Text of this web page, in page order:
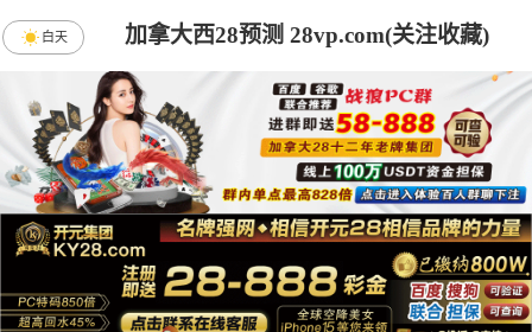
加拿大西28预测 28vp.com(关注收藏)
白天